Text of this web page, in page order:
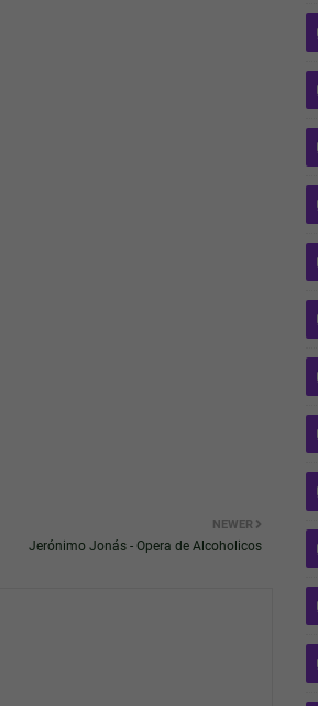
NEWER
Jerónimo Jonás - Opera de Alcoholicos